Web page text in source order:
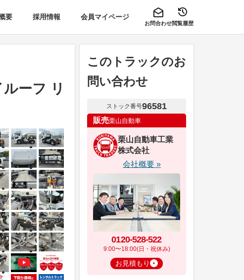
要 採用情報 会員マイページ
お問合わせ閲覧履歴
ーフ リ
このトラックのお
問い合わせ
ストック番号96581
販売栗山自動車
栗山自動車工業
株式会社
会社概要 »
0120-528-522
9:00〜18:00(日・祝休み)
お見積もり